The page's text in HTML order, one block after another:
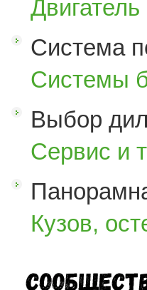
Система
Системы
Выбор
Сервис и
Кузов,